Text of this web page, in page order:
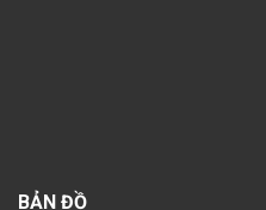
BẢN ĐỒ